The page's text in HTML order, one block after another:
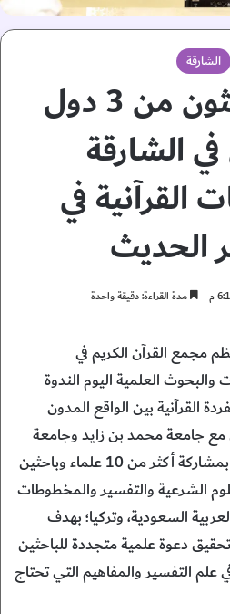
الشارقة
علماء وباحثون من 3 دول
الشارقة
القرآنية في
الحديث
مدة القراءة: دقيقة واحدة
في 20 مايو 2025. نظم مجمع القرآن الكريم في
والبحوث العلمية اليوم الندوة
القرآنية بين الواقع المدون
مع جامعة محمد بن زايد وجامعة
الشارقة والجامعة القاسمية بمشاركة أكثر من 10 علماء وباحثين
الشرعية والتفسير والمخطوطات
السعودية، وتركيا؛ بهدف
دعوة علمية متجددة للباحثين
علم التفسير والمفاهيم التي تحتاج